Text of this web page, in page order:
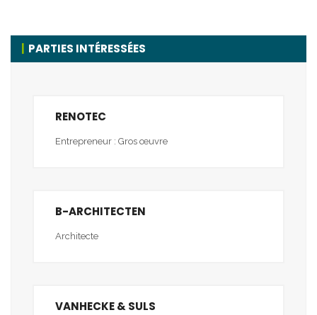
PARTIES INTÉRESSÉES
RENOTEC
Entrepreneur : Gros œuvre
B-ARCHITECTEN
Architecte
VANHECKE & SULS